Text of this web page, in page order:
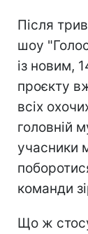
Після
шоу
із новим,
проєкту
всіх
головній
учасники
команди
Що ж